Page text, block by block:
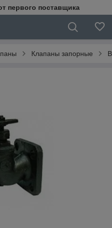
первого поставщика
Клапаны запорные